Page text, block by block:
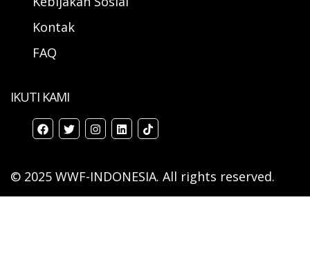
Kontak
FAQ
IKUTI KAMI
© 2025 WWF-INDONESIA. All rights reserved.